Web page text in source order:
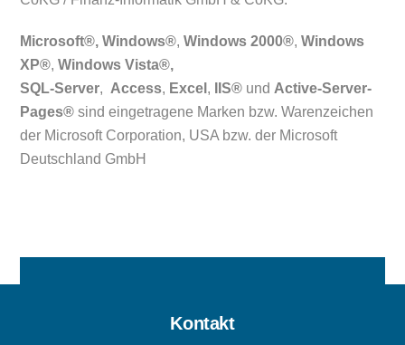
Microsoft®, Windows®,Windows 2000®,Windows
XP®,Windows Vista®,
SQL-Server,Access, Excel , IIS® undActive-Server-
Pages®sind eingetragene Marken bzw. Warenzeichen
der Microsoft Corporation, USA bzw. der Microsoft
Deutschland GmbH
Kontakt